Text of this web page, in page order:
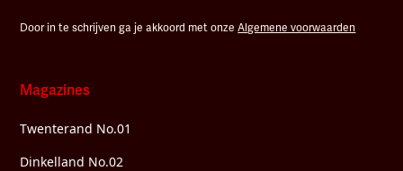
Door in te schrijven ga je akkoord met onzeAlgemene voorwaarden
Magazines
Twenterand No.01
Dinkelland No.02